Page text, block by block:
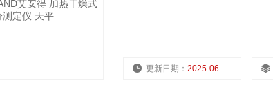
更新日期： 2025-06-27